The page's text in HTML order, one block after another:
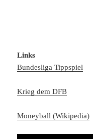
Links
Bundesliga Tippspiel
Krieg dem DFB
Moneyball (Wikipedia)